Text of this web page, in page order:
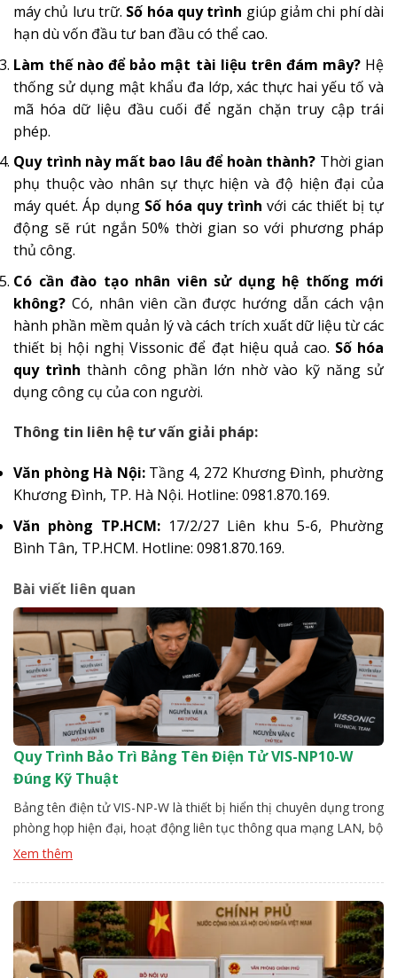
máy chủ lưu trữ. Số hóa quy trình giúp giảm chi phí dài
hạn dù vốn đầu tư ban đầu có thể cao.
Làm thế nào để bảo mật tài liệu trên đám mây?Hệ
thống sử dụng mật khẩu đa lớp, xác thực hai yếu tố và
mã hóa dữ liệu đầu cuối để ngăn chặn truy cập trái
phép.
Quy trình này mất bao lâu để hoàn thành? Thời gian
phụ thuộc vào nhân sự thực hiện và độ hiện đại của
máy quét. Áp dụng Số hóa quy trình với các thiết bị tự
động sẽ rút ngắn 50% thời gian so với phương pháp
thủ công.
Có cần đào tạo nhân viên sử dụng hệ thống mới
không? Có, nhân viên cần được hướng dẫn cách vận
hành phần mềm quản lý và cách trích xuất dữ liệu từ các
thiết bị hội nghị Vissonic để đạt hiệu quả cao. Số hóa
quy trình thành công phần lớn nhờ vào kỹ năng sử
dụng công cụ của con người.
Thông tin liên hệ tư vấn giải pháp:
Văn phòng Hà Nội:Tầng 4, 272 Khương Đình, phường
Khương Đình, TP. Hà Nội. Hotline: 0981.870.169.
Văn phòng TP.HCM: 17/2/27 Liên khu 5-6, Phường
Bình Tân, TP.HCM. Hotline: 0981.870.169.
Bài viết liên quan
Quy Trình Bảo Trì Bảng Tên Điện Tử VIS-NP10-W
Đúng Kỹ Thuật
Bảng tên điện tử VIS-NP-W là thiết bị hiển thị chuyên dụng trong
phòng họp hiện đại, hoạt động liên tục thông qua mạng LAN, bộ
điều khiển trung tâm. Sau một thời gian vận hành, nếu không có
[…]
Xem thêm